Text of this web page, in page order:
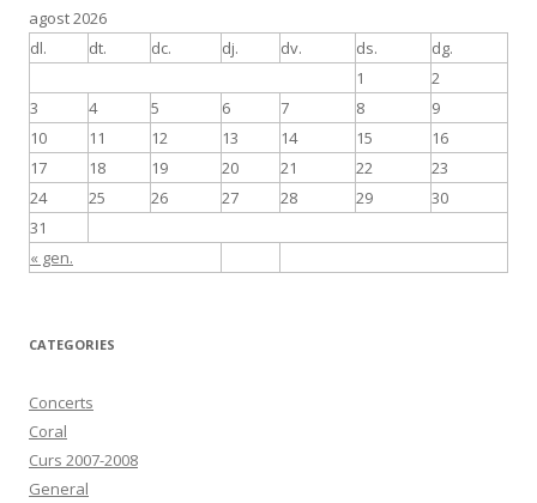
agost 2026
dl.
dt. dc. dj. dv. ds. dg.
« gen.
1
2
3
4 5 6 7 8
9
10
11 12 13 14 15
16
17
18 19 20 21 22
23
24
25 26 27 28 29
30
31
CATEGORIES
Concerts
Coral
Curs 2007-2008
General